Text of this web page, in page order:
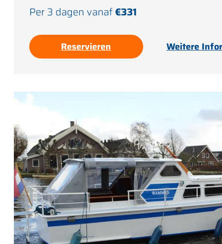
Per 3 dagen vanaf€331
Reservieren Weitere